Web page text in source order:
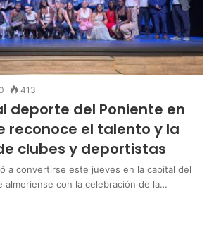
413
deporte del Poniente en
reconoce el talento y la
clubes y deportistas
a convertirse este jueves en la capital del
almeriense con la celebración de la…